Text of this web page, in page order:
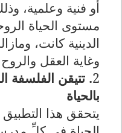
أو فنية وعلمية،
مستوى الحياة
الدينية كانت،
وغاية العقل
2. تتيقن الفلسفة
بالحياة
يتحقق هذا